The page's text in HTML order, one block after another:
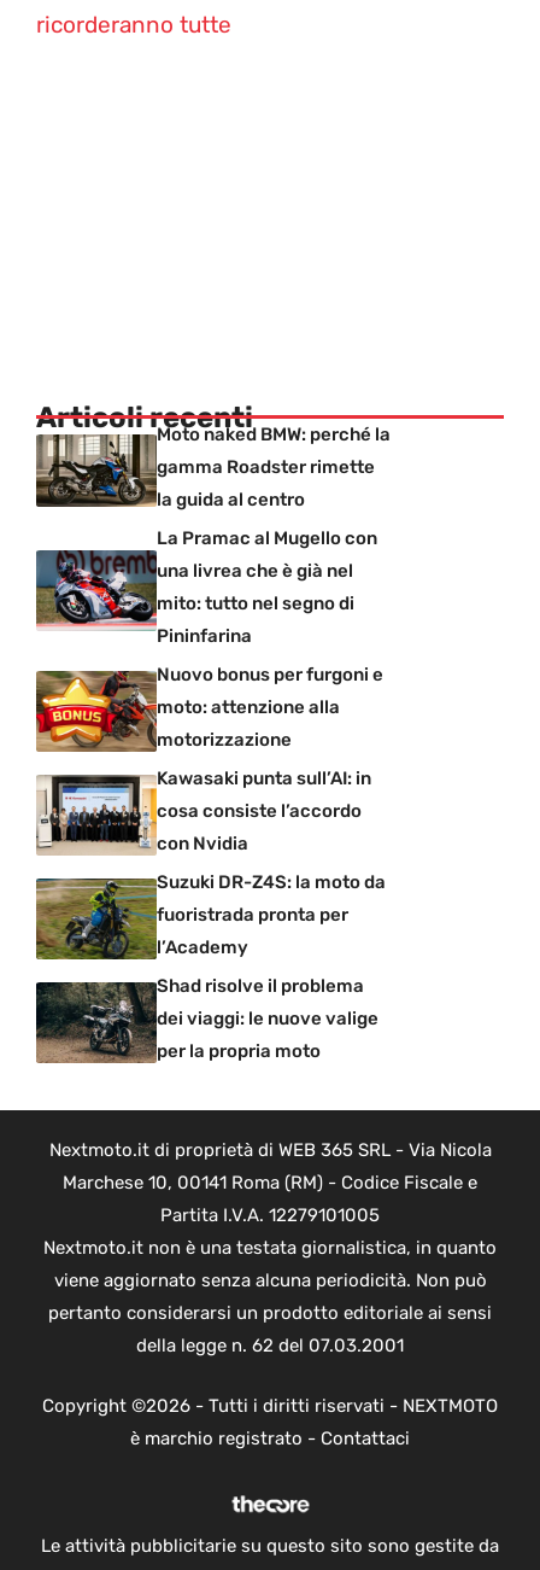
ricorderanno tutte
Articoli recentiMoto naked BMW: perché la
gamma Roadster rimette
la guida al centro
La Pramac al Mugello con
una livrea che è già nel
mito: tutto nel segno di
Pininfarina
Nuovo bonus per furgoni e
moto: attenzione alla
motorizzazione
Kawasaki punta sull’AI: in
cosa consiste l’accordo
con Nvidia
Suzuki DR-Z4S: la moto da
fuoristrada pronta per
l’Academy
Shad risolve il problema
dei viaggi: le nuove valige
per la propria moto
Nextmoto.it di proprietà di WEB 365 SRL - Via Nicola
Marchese 10, 00141 Roma (RM) - Codice Fiscale e
Partita I.V.A. 12279101005
Nextmoto.it non è una testata giornalistica, in quanto
viene aggiornato senza alcuna periodicità. Non può
pertanto considerarsi un prodotto editoriale ai sensi
della legge n. 62 del 07.03.2001
Copyright ©2026 - Tutti i diritti riservati - NEXTMOTO
è marchio registrato - Contattaci
Le attività pubblicitarie su questo sito sono gestite da